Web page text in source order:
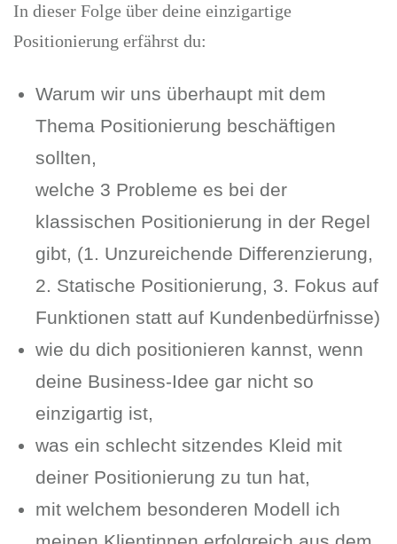
In dieser Folge über deine einzigartige
Positionierung erfährst du:
Warum wir uns überhaupt mit dem
Thema Positionierung beschäftigen
sollten,
welche 3 Probleme es bei der
klassischen Positionierung in der Regel
gibt, (1. Unzureichende Differenzierung,
2. Statische Positionierung, 3. Fokus auf
Funktionen statt auf Kundenbedürfnisse)
wie du dich positionieren kannst, wenn
deine Business-Idee gar nicht so
einzigartig ist,
was ein schlecht sitzendes Kleid mit
deiner Positionierung zu tun hat,
mit welchem besonderen Modell ich